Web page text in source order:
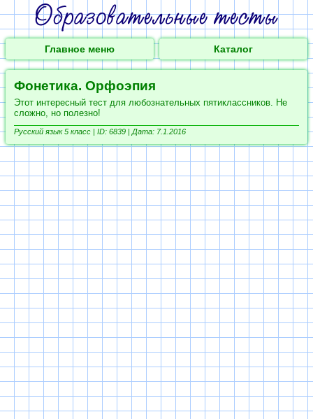
Главное меню Каталог
Фонетика. Орфоэпия
Этот интересный тест для любознательных пятиклассников. Не
сложно, но полезно!
Русский язык 5 класс | ID: 6839 | Дата: 7.1.2016